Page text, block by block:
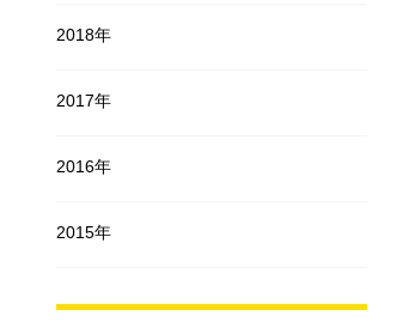
2018年
2017年
2016年
2015年